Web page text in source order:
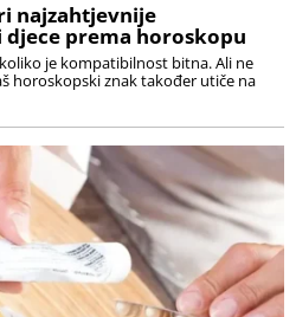
najzahtjevnije
prema horoskopu
je kompatibilnost bitna. Ali ne
horoskopski znak također utiče na